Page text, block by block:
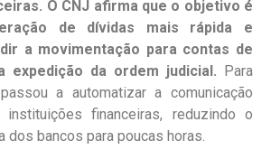
O CNJ afirma que o objetivo é
de dívidas mais rápida e
a movimentação para contas de
expedição da ordem judicial. Para
a automatizar a comunicação
financeiras, reduzindo o
dos bancos para poucas horas.